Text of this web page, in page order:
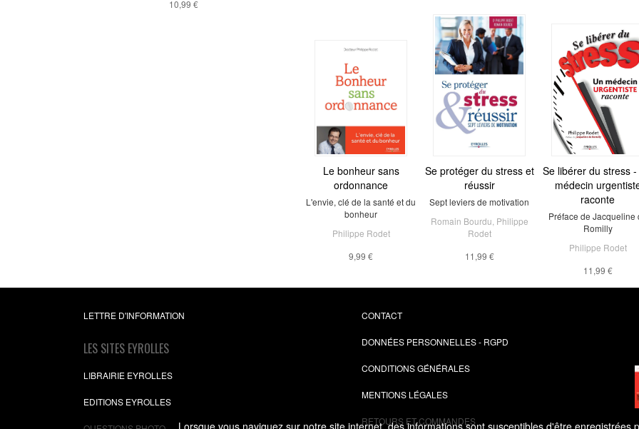
10,99 €
Le bonheur sans
ordonnance
L'envie, clé de la santé et du
bonheur
Philippe Rodet
9,99 €
Se protéger du stress et
réussir
Sept leviers de motivation
Romain Bourdu Philippe
Rodet
11,99 €
Se libérer du stress -
médecin
raconte
Préface de Jacqueline
Romilly
Philippe Rodet
11,99 €
LETTRE D'INFORMATION
LES SITES EYROLLES
LIBRAIRIE EYROLLES
EDITIONS EYROLLES
CONTACT
DONNÉES PERSONNELLES - RGPD
CONDITIONS GÉNÉRALES
MENTIONS LÉGALES
RETOURS ET COMMANDES